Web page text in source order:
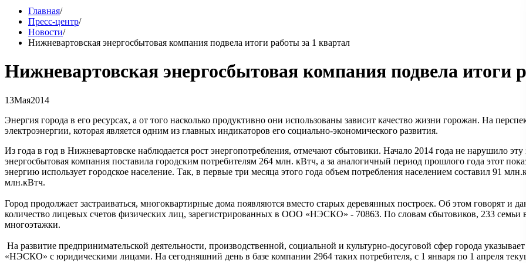
Главная/
Пресс-центр/
Новости/
Нижневартовская энергосбытовая компания подвела итоги работы за 1 квартал
Нижневартовская энергосбытовая компания подвела итоги
13Мая2014
Энергия города в его ресурсах, а от того насколько продуктивно они использованы зависит качество жизни горожан. На
электроэнергии, которая является одним из главных индикаторов его социально-экономического развития.
Из года в год в Нижневартовске наблюдается рост энергопотребления, отмечают сбытовики. Начало 2014 года не нарушило
энергосбытовая компания поставила городским потребителям 264 млн. кВтч, а за аналогичный период прошлого года этот
энергию использует городское население. Так, в первые три месяца этого года объем потребления населением составил 91
млн.кВтч.
Город продолжает застраиваться, многоквартирные дома появляются вместо старых деревянных построек. Об этом говорят и
количество лицевых счетов физических лиц, зарегистрированных в ООО «НЭСКО» - 70863. По словам сбытовиков, 233 семьи в
многоэтажки.
На развитие предпринимательской деятельности, производственной, социальной и культурно-досуговой сфер города
«НЭСКО» с юридическими лицами. На сегодняшний день в базе компании 2964 таких потребителя, с 1 января по 1 апреля